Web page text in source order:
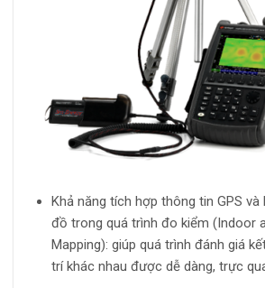
Khả năng tích hợp thông tin GPS và
đồ trong quá trình đo kiểm (Indoor
Mapping): giúp quá trình đánh giá
trí khác nhau được dễ dàng, trực